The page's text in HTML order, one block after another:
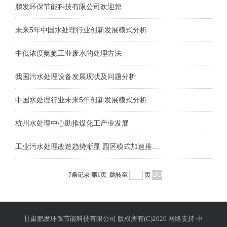
鹏发环保节能科技有限公司欢迎您
未来5年中国水处理行业创新发展模式分析
中低浓度氨氮工业废水的处理方法
我国污水处理设备发展现状及问题分析
中国水处理行业未来5年创新发展模式分析
杭州水处理中心助推煤化工产业发展
工业污水处理改造趋势渐显 园区模式加速推...
7条记录 第1页 跳转至 页
甘肃鹏发环保节能科技有限公司 版权所有(C)2020 网络支持中